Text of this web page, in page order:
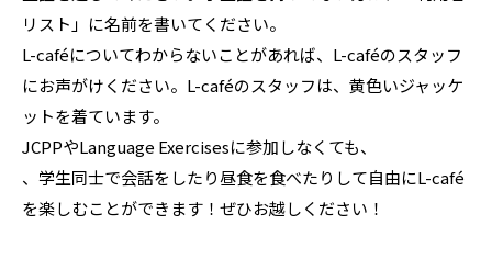
リスト」に名前を書いてください。
L-caféについてわからないことがあれば、L-caféのスタッフ
にお声がけください。L-caféのスタッフは、黄色いジャッケ
ットを着ています。
JCPPやLanguage Exercisesに参加しなくても、
、学生同士で会話をしたり昼食を食べたりして自由にL-café
を楽しむことができます！ぜひお越しください！